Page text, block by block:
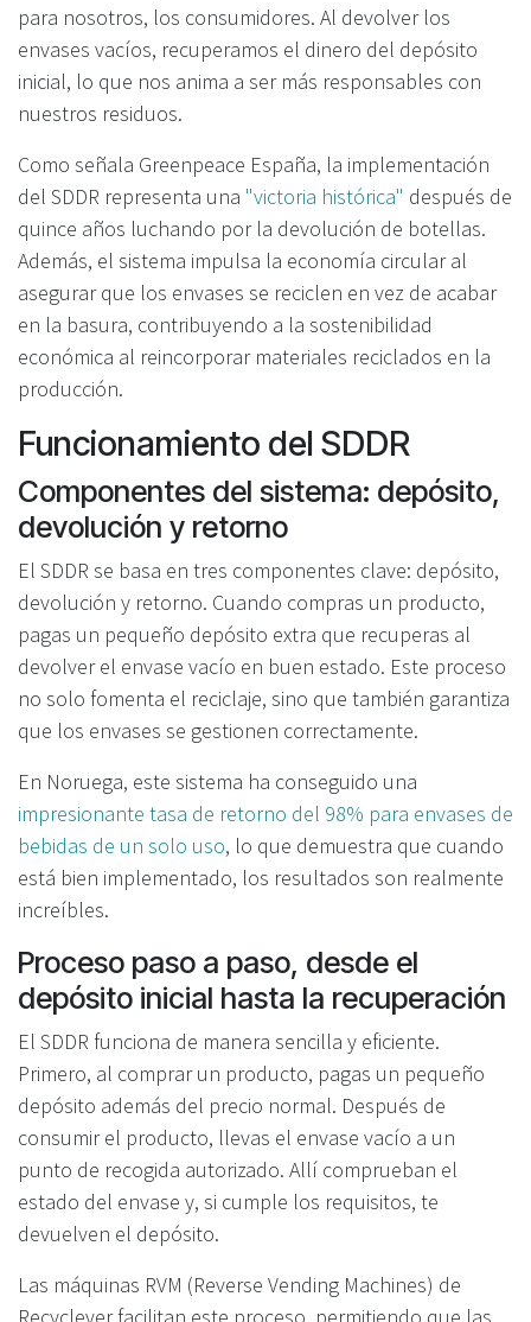
para nosotros, los consumidores. Al devolver los
envases vacíos, recuperamos el dinero del depósito
inicial, lo que nos anima a ser más responsables con
nuestros residuos.
Como señala Greenpeace España, la implementación
del SDDR representa una "victoria histórica" después de
quince años luchando por la devolución de botellas.
Además, el sistema impulsa la economía circular al
asegurar que los envases se reciclen en vez de acabar
en la basura, contribuyendo a la sostenibilidad
económica al reincorporar materiales reciclados en la
producción.
Funcionamiento del SDDR
Componentes del sistema: depósito,
devolución y retorno
El SDDR se basa en tres componentes clave: depósito,
devolución y retorno. Cuando compras un producto,
pagas un pequeño depósito extra que recuperas al
devolver el envase vacío en buen estado. Este proceso
no solo fomenta el reciclaje, sino que también garantiza
que los envases se gestionen correctamente.
En Noruega, este sistema ha conseguido una
impresionante tasa de retorno del 98% para envases de
bebidas de un solo uso, lo que demuestra que cuando
está bien implementado, los resultados son realmente
increíbles.
Proceso paso a paso, desde el
depósito inicial hasta la recuperación
El SDDR funciona de manera sencilla y eficiente.
Primero, al comprar un producto, pagas un pequeño
depósito además del precio normal. Después de
consumir el producto, llevas el envase vacío a un
punto de recogida autorizado. Allí comprueban el
estado del envase y, si cumple los requisitos, te
devuelven el depósito.
Las máquinas RVM (Reverse Vending Machines) de
Recyclever facilitan este proceso, permitiendo que las